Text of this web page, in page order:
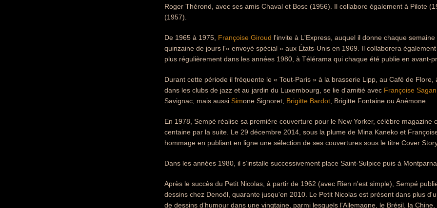
Roger Thérond, avec ses amis Chaval et Bosc (1956). Il collabore également à Pilote
(1957).
De 1965 à 1975, Françoise Giroud l'invite à L'Express, auquel il donne chaque
quinzaine de jours l'« envoyé spécial » aux États-Unis en 1969. Il collaborera
plus régulièrement dans les années 1980, à Télérama qui chaque été publie en avant-
Durant cette période il fréquente le « Tout-Paris » à la brasserie Lipp, au Café de Flore,
dans les clubs de jazz et au jardin du Luxembourg, se lie d'amitié avec Françoise Sagan
Savignac, mais aussi Simone Signoret, Brigitte Bardot , Brigitte Fontaine ou Anémone.
En 1978, Sempé réalise sa première couverture pour le New Yorker, célèbre
centaine par la suite. Le 29 décembre 2014, sous la plume de Mina Kaneko et
hommage en publiant en ligne une sélection de ses couvertures sous le titre Cover
Dans les années 1980, il s’installe successivement place Saint-Sulpice puis à
Après le succès du Petit Nicolas, à partir de 1962 (avec Rien n'est simple), Sempé
dessins chez Denoël, quarante jusqu'en 2010. Le Petit Nicolas est présent dans plus
de dessins d'humour dans une vingtaine, parmi lesquels l'Allemagne, le Brésil, la